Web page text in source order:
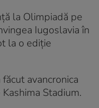
la Olimpiadă pe
Iugoslavia în
la o ediție
avancronica
Stadium.